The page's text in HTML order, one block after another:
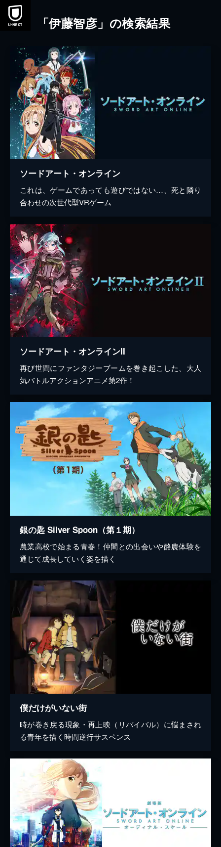
本文へスキップ
「伊藤智彦」の検索結果
ソードアート・オンライン
これは、ゲームであっても遊びではない…、死と隣り
合わせの次世代型VRゲーム
ソードアート・オンラインII
再び世間にファンタジーブームを巻き起こした、大人
気バトルアクションアニメ第2作！
銀の匙 Silver Spoon（第１期）
農業高校で始まる青春！仲間との出会いや酪農体験を
通じて成長していく姿を描く
僕だけがいない街
時が巻き戻る現象・再上映（リバイバル）に悩まされ
る青年を描く時間逆行サスペンス